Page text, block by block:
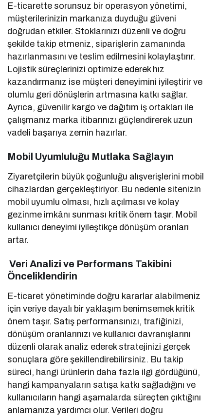
E-ticarette sorunsuz bir operasyon yönetimi,
müşterilerinizin markanıza duyduğu güveni
doğrudan etkiler. Stoklarınızı düzenli ve doğru
şekilde takip etmeniz, siparişlerin zamanında
hazırlanmasını ve teslim edilmesini kolaylaştırır.
Lojistik süreçlerinizi optimize ederek hız
kazandırmanız ise müşteri deneyimini iyileştirir ve
olumlu geri dönüşlerin artmasına katkı sağlar.
Ayrıca, güvenilir kargo ve dağıtım iş ortakları ile
çalışmanız marka itibarınızı güçlendirerek uzun
vadeli başarıya zemin hazırlar.
Mobil Uyumluluğu Mutlaka Sağlayın
Ziyaretçilerin büyük çoğunluğu alışverişlerini mobil
cihazlardan gerçekleştiriyor. Bu nedenle sitenizin
mobil uyumlu olması, hızlı açılması ve kolay
gezinme imkânı sunması kritik önem taşır. Mobil
kullanıcı deneyimi iyileştikçe dönüşüm oranları
artar.
Veri Analizi ve Performans Takibini
Önceliklendirin
E-ticaret yönetiminde doğru kararlar alabilmeniz
için veriye dayalı bir yaklaşım benimsemek kritik
önem taşır. Satış performansınızı, trafiğinizi,
dönüşüm oranlarınızı ve kullanıcı davranışlarını
düzenli olarak analiz ederek stratejinizi gerçek
sonuçlara göre şekillendirebilirsiniz. Bu takip
süreci, hangi ürünlerin daha fazla ilgi gördüğünü,
hangi kampanyaların satışa katkı sağladığını ve
kullanıcıların hangi aşamalarda süreçten çıktığını
anlamanıza yardımcı olur. Verileri doğru